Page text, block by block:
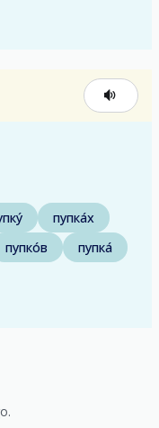
пупка́х
пупко́в пупка́